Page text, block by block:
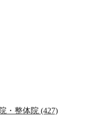
・整体院 (427)